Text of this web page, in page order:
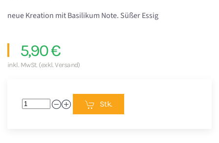
neue Kreation mit Basilikum Note. Süßer Essig
5,90 €
inkl. MwSt. (exkl. Versand)
Stk.